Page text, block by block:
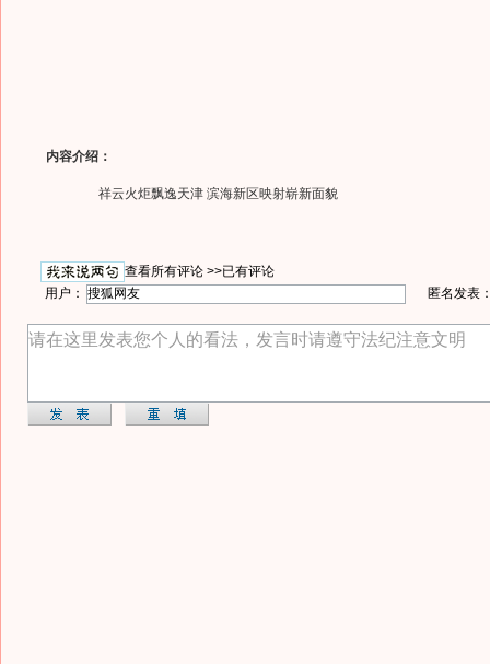
内容介绍：
祥云火炬飘逸天津 滨海新区映射崭新面貌
查看所有评论 >>已有评论
用户：
匿名发表